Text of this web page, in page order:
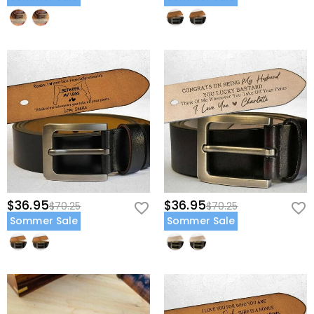
dabei in jeder Umgebung elegant aussieht.
Geheime Innengravur: Hält seine sentimentalste "Team"-Grafik
Momenten seines Tages bestimmt.
Schenke ihm das Geschenk, das ihn genauso unterstützt, wie er
dich unterstützt – personalisiere jetzt seinen Familien-Fist-Bump-
Gürtel.
$36.95$70.25
Sommer Sale
$36.95$70.25
Sommer Sale